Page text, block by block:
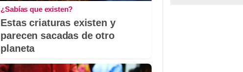
¿Sabías que existen?
Estas criaturas existen y
parecen sacadas de otro
planeta